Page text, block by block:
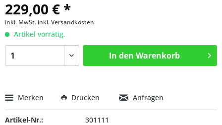
229,00 € *
inkl. MwSt. inkl. Versandkosten
Artikel vorrätig.
In den Warenkorb
Merken Drucken Anfragen
Artikel-Nr.: 301111